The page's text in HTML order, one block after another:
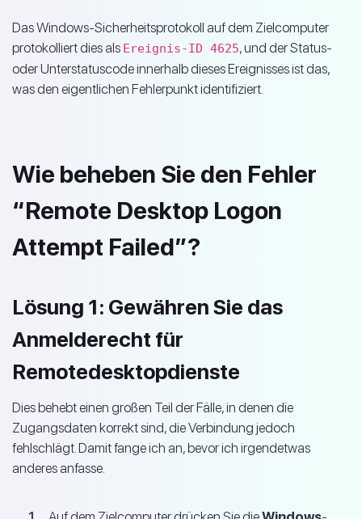
Das Windows-Sicherheitsprotokoll auf dem Zielcomputer
protokolliert dies als Ereignis-ID 4625, und der Status-
oder Unterstatuscode innerhalb dieses Ereignisses ist das,
was den eigentlichen Fehlerpunkt identifiziert.
Wie beheben Sie den Fehler
“Remote Desktop Logon
Attempt Failed”?
Lösung 1: Gewähren Sie das
Anmelderecht für
Remotedesktopdienste
Dies behebt einen großen Teil der Fälle, in denen die
Zugangsdaten korrekt sind, die Verbindung jedoch
fehlschlägt. Damit fange ich an, bevor ich irgendetwas
anderes anfasse.